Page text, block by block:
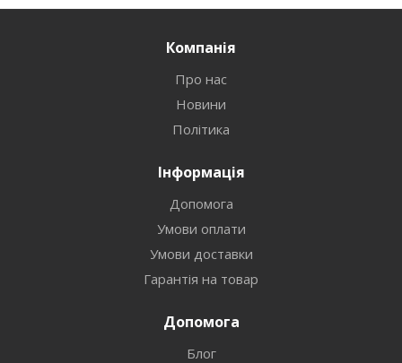
Компанія
Про нас
Новини
Політика
Інформація
Допомога
Умови оплати
Умови доставки
Гарантія на товар
Допомога
Блог